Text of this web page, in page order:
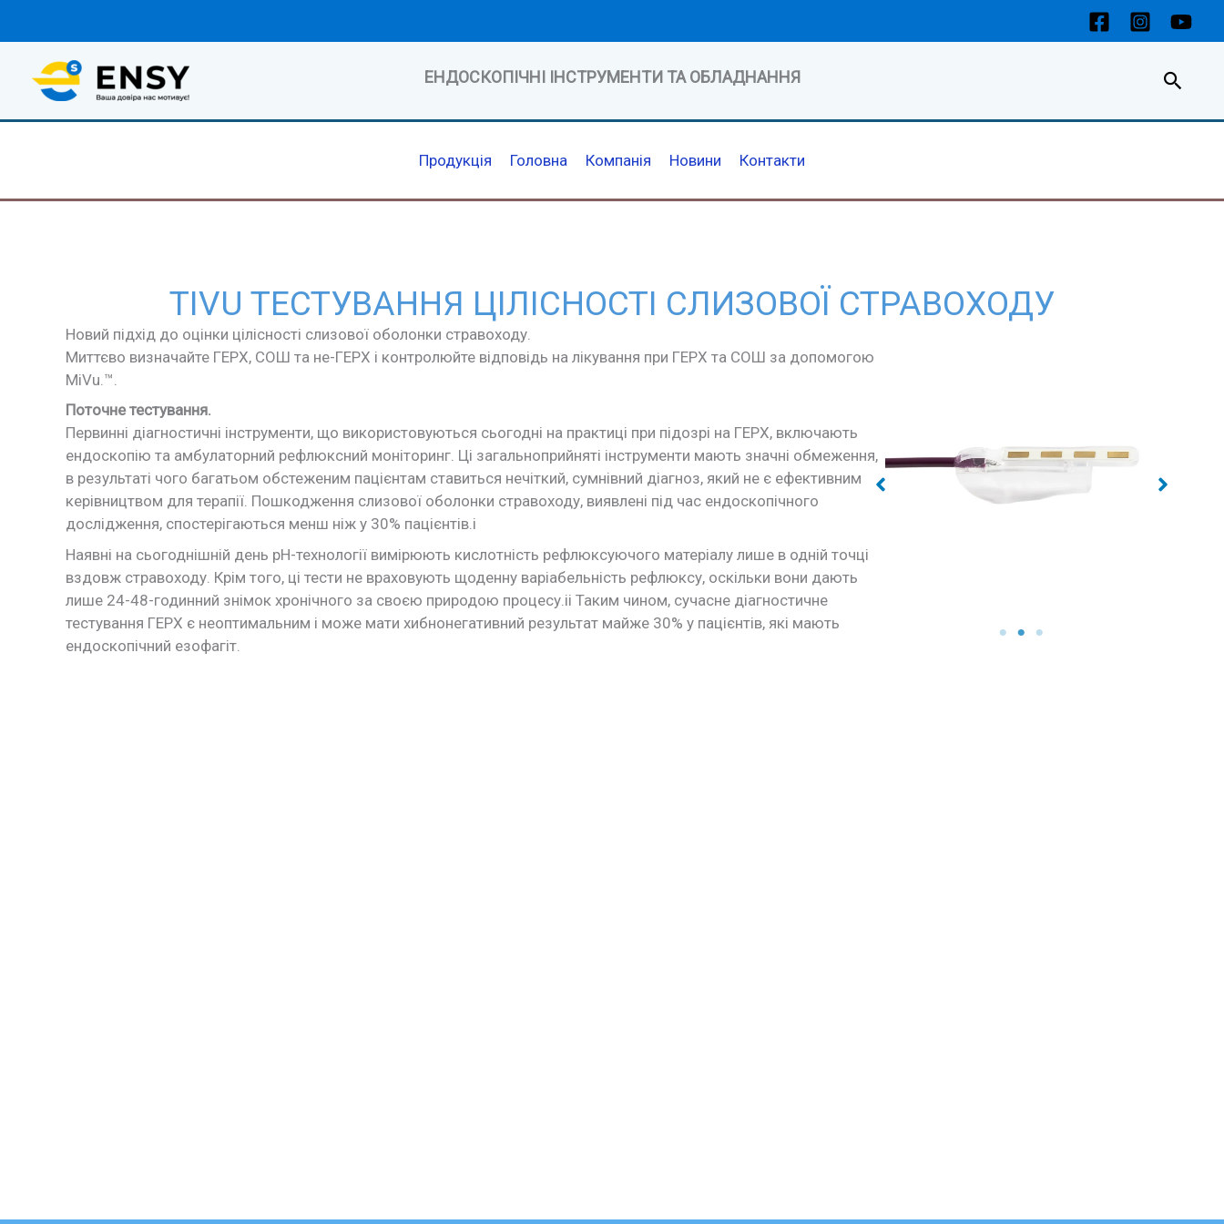
ЕНДОСКОПІЧНІ ІНСТРУМЕНТИ ТА ОБЛАДНАННЯ
Продукція Головна Компанія Новини Контакти
TIVU ТЕСТУВАННЯ ЦІЛІСНОСТІ СЛИЗОВОЇ СТРАВОХОДУ
Новий підхід до оцінки цілісності слизової оболонки стравоходу.
Миттєво визначайте ГЕРХ, СОШ та не-ГЕРХ і контролюйте відповідь на лікування при ГЕРХ та СОШ за допомогою
MiVu.™.
Поточне тестування.
Первинні діагностичні інструменти, що використовуються сьогодні на практиці при підозрі на ГЕРХ, включають
ендоскопію та амбулаторний рефлюксний моніторинг. Ці загальноприйняті інструменти мають значні обмеження,
в результаті чого багатьом обстеженим пацієнтам ставиться нечіткий, сумнівний діагноз, який не є ефективним
керівництвом для терапії. Пошкодження слизової оболонки стравоходу, виявлені під час ендоскопічного
дослідження, спостерігаються менш ніж у 30% пацієнтів.i
Наявні на сьогоднішній день рН-технології вимірюють кислотність рефлюксуючого матеріалу лише в одній точці
вздовж стравоходу. Крім того, ці тести не враховують щоденну варіабельність рефлюксу, оскільки вони дають
лише 24-48-годинний знімок хронічного за своєю природою процесу.ii Таким чином, сучасне діагностичне
тестування ГЕРХ є неоптимальним і може мати хибнонегативний результат майже 30% у пацієнтів, які мають
ендоскопічний езофагіт.